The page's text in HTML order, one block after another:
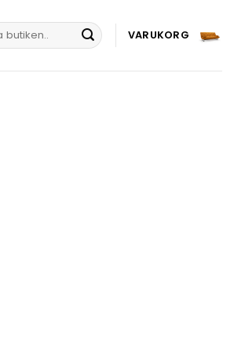
VARUKORG